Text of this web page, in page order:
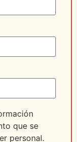
que se
personal.